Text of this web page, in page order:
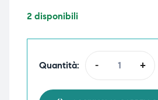
2 disponibili
Quantità: - +